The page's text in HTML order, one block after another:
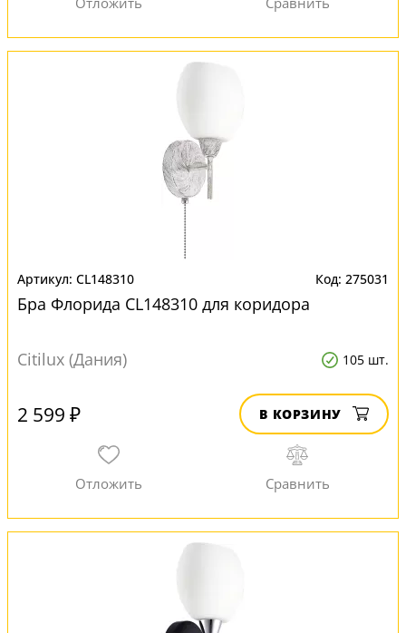
CL148310 275031
Бра Флорида CL148310 для коридора
Citilux (Дания) 105 шт.
2 599 ₽ В КОРЗИНУ